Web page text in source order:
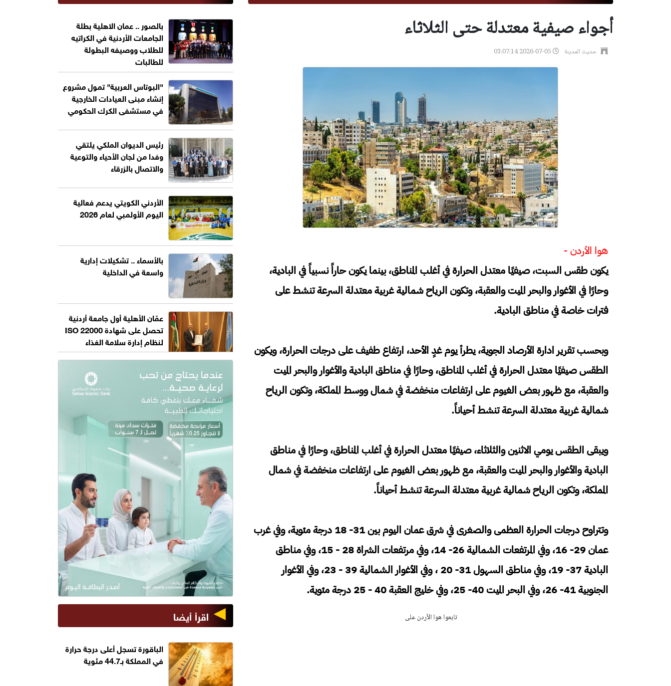
أجواء صيفية معتدلة حتى الثلاثاء
حديث المدينة 2026-07-05 03:07:14
هوا الأردن -
يكون طقس السبت، صيفيًا معتدل الحرارة في أغلب المناطق، بينما يكون حاراً نسبياً في البادية،
وحارًا في الأغوار والبحر الميت والعقبة، وتكون الرياح شمالية غربية معتدلة السرعة تنشط على
فترات خاصة في مناطق البادية.
وبحسب تقرير ادارة الأرصاد الجوية، يطرأ يوم غدٍ الأحد، ارتفاع طفيف على درجات الحرارة، ويكون
الطقس صيفيًا معتدل الحرارة في أغلب المناطق، وحارًا في مناطق البادية والأغوار والبحر الميت
والعقبة، مع ظهور بعض الغيوم على ارتفاعات منخفضة في شمال ووسط المملكة، وتكون الرياح
شمالية غربية معتدلة السرعة تنشط أحياناً.
ويبقى الطقس يومي الاثنين والثلاثاء، صيفيًا معتدل الحرارة في أغلب المناطق، وحارًا في مناطق
البادية والأغوار والبحر الميت والعقبة، مع ظهور بعض الغيوم على ارتفاعات منخفضة في شمال
المملكة، وتكون الرياح شمالية غربية معتدلة السرعة تنشط أحياناً.
وتتراوح درجات الحرارة العظمى والصغرى في شرق عمان اليوم بين 31- 18 درجة مئوية، وفي غرب
عمان 29- 16، وفي المرتفعات الشمالية 26- 14، وفي مرتفعات الشراة 28 - 15، وفي مناطق
البادية 37- 19، وفي مناطق السهول 31- 20 ، وفي الأغوار الشمالية 39 - 23، وفي الأغوار
الجنوبية 41- 26، وفي البحر الميت 40- 25، وفي خليج العقبة 40 - 25 درجة مئوية.
تابعوا هوا الأردن على
بالصور .. عمان الاهلية بطلة
الجامعات الأردنية في الكراتيه
للطلاب ووصيفه البطولة
للطالبات
"البوتاس العربية" تمول مشروع
إنشاء مبنى العيادات الخارجية
في مستشفى الكرك الحكومي
رئيس الديوان الملكي يلتقي
وفدا من لجان الأحياء والتوعية
والاتصال بالزرقاء
الأردني الكويتي يدعم فعالية
اليوم الأولمبي لعام 2026
بالأسماء .. تشكيلات إدارية
واسعة في الداخلية
عمّان الأهلية أول جامعة أردنية
تحصل على شهادة ISO 22000
لنظام إدارة سلامة الغذاء
اقرأ أيضا
الباقورة تسجل أعلى درجة حرارة
في المملكة بـ44.7 مئوية